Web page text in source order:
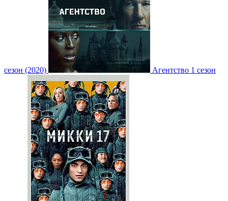
сезон (2020) Агентство 1 сезон